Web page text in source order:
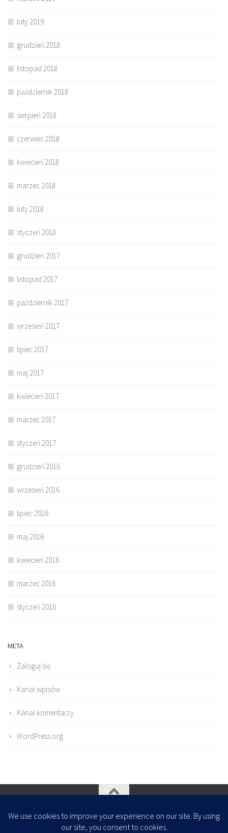
luty 2019
grudzień 2018
listopad 2018
październik 2018
sierpień 2018
czerwiec 2018
kwiecień 2018
marzec 2018
luty 2018
styczeń 2018
grudzień 2017
listopad 2017
październik 2017
wrzesień 2017
lipiec 2017
maj 2017
kwiecień 2017
marzec 2017
styczeń 2017
grudzień 2016
wrzesień 2016
lipiec 2016
maj 2016
kwiecień 2016
marzec 2016
styczeń 2016
META
Zaloguj się
Kanał wpisów
Kanał komentarzy
WordPress.org